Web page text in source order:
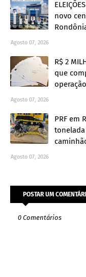
novo
Agosto 07, 2026
R$ 2
que
Agosto 07, 2026
PRF em
Agosto 07, 2026
POSTAR UM
0 Comentários